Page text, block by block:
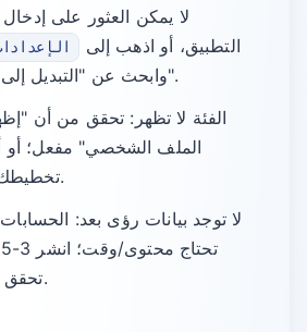
لا يمكن العثور على
التطبيق، أو اذهب إلى
وابحث عن "التبديل إلى حساب مهني".
الفئة لا تظهر: تحقق من أن
الملف الشخصي" مفعل؛
تخطيطك يخفي النمط.
لا توجد بيانات رؤى بعد: الحسابات
تحقق من الاتجاهات.